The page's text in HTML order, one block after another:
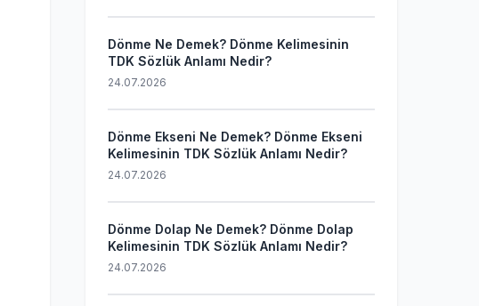
Dönme Ne Demek? Dönme Kelimesinin
TDK Sözlük Anlamı Nedir?
24.07.2026
Dönme Ekseni Ne Demek? Dönme Ekseni
Kelimesinin TDK Sözlük Anlamı Nedir?
24.07.2026
Dönme Dolap Ne Demek? Dönme Dolap
Kelimesinin TDK Sözlük Anlamı Nedir?
24.07.2026